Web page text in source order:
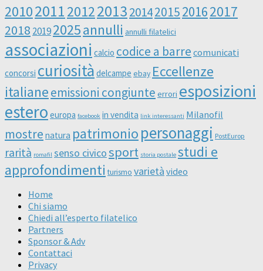
20102011201220132014201520162017
2018 20192025annulli annulli filatelici
associazioni calcio codice a barre comunicati
concorsi curiosità delcampe ebay Eccellenze
italianeemissioni congiunte errori esposizioni
estero europa facebook in vendita link interessanti Milanofil
mostre natura patrimonio personaggi PostEurop
rarità romafil senso civicosport storia postale studi e
approfondimenti turismo varietà video
Home
Chi siamo
Chiedi all’esperto filatelico
Partners
Sponsor & Adv
Contattaci
Privacy